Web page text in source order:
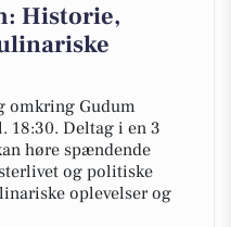
Historie,
omkring Gudum
18:30. Deltag i en 3
høre spændende
og politiske
oplevelser og